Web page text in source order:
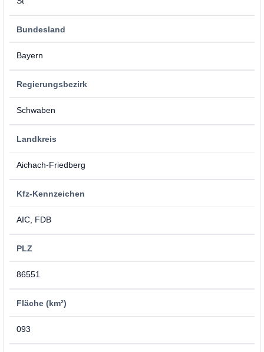
Bundesland
Bayern
Regierungsbezirk
Schwaben
Landkreis
Aichach-Friedberg
Kfz-Kennzeichen
AIC, FDB
PLZ
86551
Fläche (km²)
093